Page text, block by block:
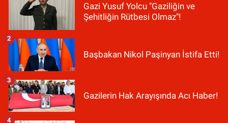
Gazi Yusuf Yolcu "Gaziliğin ve
Şehitliğin Rütbesi Olmaz"!
Başbakan Nikol Paşinyan İstifa Etti!
2
Gazilerin Hak Arayışında Acı Haber!
3
4